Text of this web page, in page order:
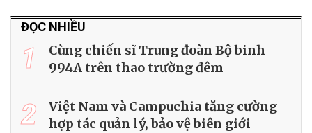
ĐỌC NHIỀU
1
Cùng chiến sĩ Trung đoàn Bộ binh
994A trên thao trường đêm
2
Việt Nam và Campuchia tăng cường
hợp tác quản lý, bảo vệ biên giới